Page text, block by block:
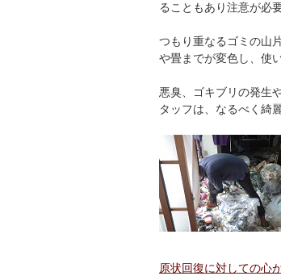
ることもあり注意が必
つもり重なるゴミの山
や畳までが変色し、使
悪臭、ゴキブリの発生
タッフは、なるべく綺
原状回復に対しての心